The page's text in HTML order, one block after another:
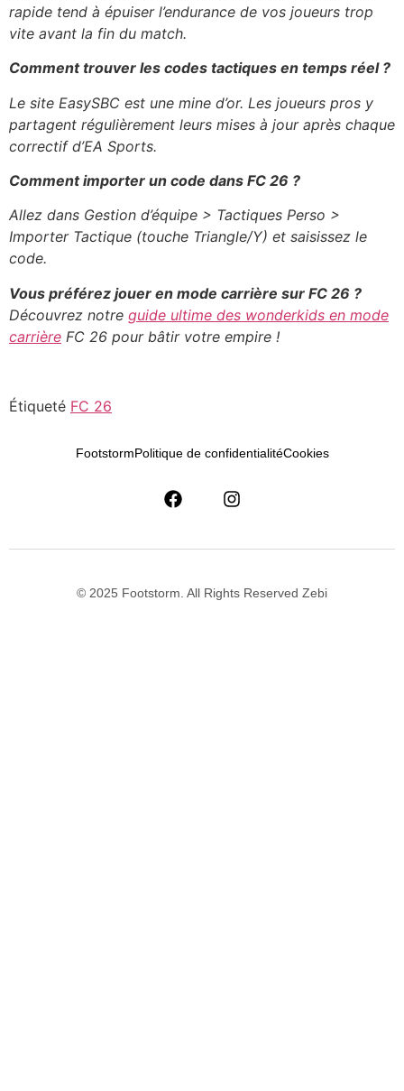
rapide tend à épuiser l’endurance de vos joueurs trop
vite avant la fin du match.
Comment trouver les codes tactiques en temps réel ?
Le site EasySBC est une mine d’or. Les joueurs pros y
partagent régulièrement leurs mises à jour après chaque
correctif d’EA Sports.
Comment importer un code dans FC 26 ?
Allez dans Gestion d’équipe > Tactiques Perso >
Importer Tactique (touche Triangle/Y) et saisissez le
code.
Vous préférez jouer en mode carrière sur FC 26 ?
Découvrez notre guide ultime des wonderkids en mode
carrière FC 26 pour bâtir votre empire !
Étiqueté FC 26
FootstormPolitique de confidentialitéCookies
© 2025 Footstorm. All Rights Reserved Zebi